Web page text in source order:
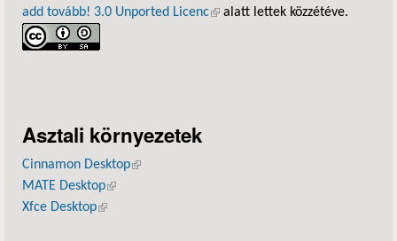
add tovább! 3.0 Unported Licenc(külső hivatkozás)
alatt lettek közzétéve.
Asztali környezetek
Cinnamon Desktop(külső hivatkozás)
MATE Desktop(külső hivatkozás)
Xfce Desktop(külső hivatkozás)